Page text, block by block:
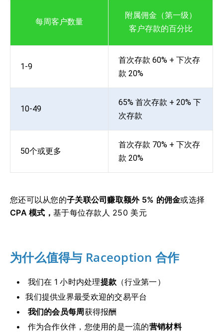
每周客户数量
附属佣金（第一级）
客户存款的百分比
1-9
首次存款 60% + 下次存
款 20%
10-49
65% 首次存款 + 20% 下
次存款
50个或更多
首次存款 70% + 下次存
款 20%
您还可以 从您的子关联公司赚取额外 5% 的佣金或选择
CPA 模式， 基于每位存款人 250 美元
为什么值得与 Raceoption 合作
我们在 1 小时内处理提款 （行业第一）
我们提供业界最受欢迎的交易平台
我们的会员每周获得报酬
作为合作伙伴，您使用的是一流的营销材料